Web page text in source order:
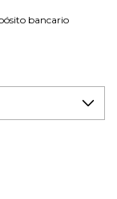
bancario